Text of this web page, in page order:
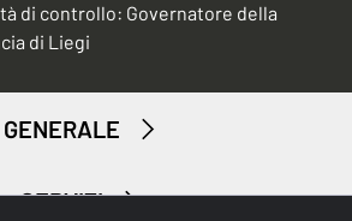
di controllo: Governatore della
di Liegi
GENERALE
SERVIZI